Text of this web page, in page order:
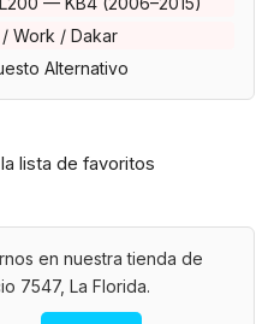
/ Work / Dakar
Alternativo
lista de favoritos
en nuestra tienda de
7547, La Florida.